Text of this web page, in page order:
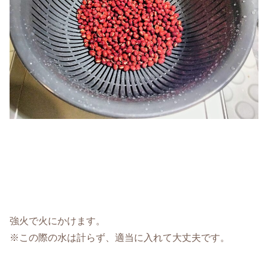
強火で火にかけます。
※この際の水は計らず、適当に入れて大丈夫です。